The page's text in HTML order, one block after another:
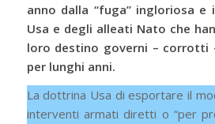
anno dalla “fuga” ingloriosa e
Usa e degli alleati Nato che
loro destino governi – corrotti
per lunghi anni.
La dottrina Usa di esportare il
interventi armati diretti o “per